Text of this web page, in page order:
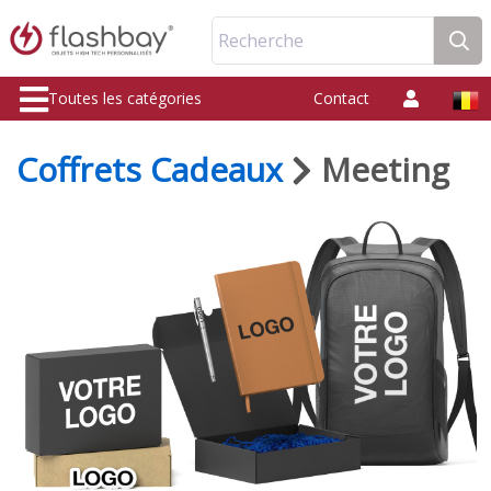
Recherche
Toutes les catégories Contact
Coffrets Cadeaux Meeting